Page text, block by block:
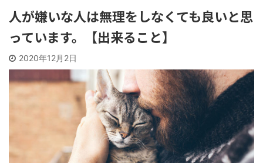
人が嫌いな人は無理をしなくても良いと思
っています。【出来ること】
2020年12月2日